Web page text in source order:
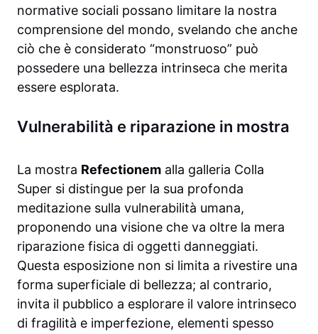
normative sociali possano limitare la nostra
comprensione del mondo, svelando che anche
ciò che è considerato “monstruoso” può
possedere una bellezza intrinseca che merita
essere esplorata.
Vulnerabilità e riparazione in mostra
La mostra Refectionem alla galleria Colla
Super si distingue per la sua profonda
meditazione sulla vulnerabilità umana,
proponendo una visione che va oltre la mera
riparazione fisica di oggetti danneggiati.
Questa esposizione non si limita a rivestire una
forma superficiale di bellezza; al contrario,
invita il pubblico a esplorare il valore intrinseco
di fragilità e imperfezione, elementi spesso